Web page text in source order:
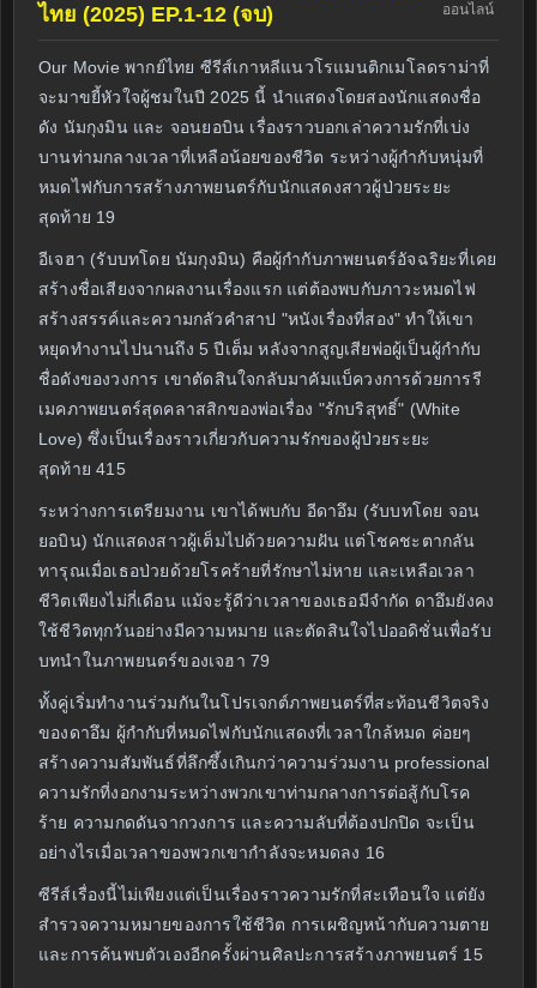
ไทย (2025) EP.1-12 (จบ)
ออนไลน์
Our Movie พากย์ไทย ซีรีส์เกาหลีแนวโรแมนติกเมโลดราม่าที่
จะมาขยี้หัวใจผู้ชมในปี 2025 นี้ นำแสดงโดยสองนักแสดงชื่อ
ดัง นัมกุงมิน และ จอนยอบิน เรื่องราวบอกเล่าความรักที่เบ่ง
บานท่ามกลางเวลาที่เหลือน้อยของชีวิต ระหว่างผู้กำกับหนุ่มที่
หมดไฟกับการสร้างภาพยนตร์กับนักแสดงสาวผู้ป่วยระยะ
สุดท้าย 19
อีเจฮา (รับบทโดย นัมกุงมิน) คือผู้กำกับภาพยนตร์อัจฉริยะที่เคย
สร้างชื่อเสียงจากผลงานเรื่องแรก แต่ต้องพบกับภาวะหมดไฟ
สร้างสรรค์และความกลัวคำสาป "หนังเรื่องที่สอง" ทำให้เขา
หยุดทำงานไปนานถึง 5 ปีเต็ม หลังจากสูญเสียพ่อผู้เป็นผู้กำกับ
ชื่อดังของวงการ เขาตัดสินใจกลับมาคัมแบ็ควงการด้วยการรี
เมคภาพยนตร์สุดคลาสสิกของพ่อเรื่อง "รักบริสุทธิ์" (White
Love) ซึ่งเป็นเรื่องราวเกี่ยวกับความรักของผู้ป่วยระยะ
สุดท้าย 415
ระหว่างการเตรียมงาน เขาได้พบกับ อีดาอึม (รับบทโดย จอน
ยอบิน) นักแสดงสาวผู้เต็มไปด้วยความฝัน แต่โชคชะตากลัน
ทารุณเมื่อเธอป่วยด้วยโรคร้ายที่รักษาไม่หาย และเหลือเวลา
ชีวิตเพียงไม่กี่เดือน แม้จะรู้ดีว่าเวลาของเธอมีจำกัด ดาอึมยังคง
ใช้ชีวิตทุกวันอย่างมีความหมาย และตัดสินใจไปออดิชั่นเพื่อรับ
บทนำในภาพยนตร์ของเจฮา 79
ทั้งคู่เริ่มทำงานร่วมกันในโปรเจกต์ภาพยนตร์ที่สะท้อนชีวิตจริง
ของดาอึม ผู้กำกับที่หมดไฟกับนักแสดงที่เวลาใกล้หมด ค่อยๆ
สร้างความสัมพันธ์ที่ลึกซึ้งเกินกว่าความร่วมงาน professional
ความรักที่งอกงามระหว่างพวกเขาท่ามกลางการต่อสู้กับโรค
ร้าย ความกดดันจากวงการ และความลับที่ต้องปกปิด จะเป็น
อย่างไรเมื่อเวลาของพวกเขากำลังจะหมดลง 16
ซีรีส์เรื่องนี้ไม่เพียงแต่เป็นเรื่องราวความรักที่สะเทือนใจ แต่ยัง
สำรวจความหมายของการใช้ชีวิต การเผชิญหน้ากับความตาย
และการค้นพบตัวเองอีกครั้งผ่านศิลปะการสร้างภาพยนตร์ 15